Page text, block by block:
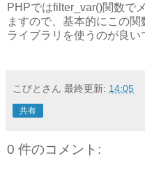
PHPではfilter_var()関数で
ますので、基本的にこの
ライブラリを使うのが良い
こびとさん 最終更新: 14:05
共有
0 件のコメント: